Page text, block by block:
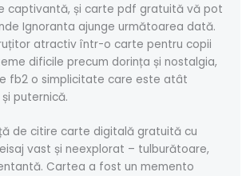
captivantă, și carte pdf gratuită vă pot
Ignoranta ajunge următoarea dată.
atractiv într-o carte pentru copii
dificile precum dorința și nostalgia,
fb2 o simplicitate care este atât
puternică.
de citire carte digitală gratuită cu
vast și neexplorat – tulburătoare,
Cartea a fost un memento